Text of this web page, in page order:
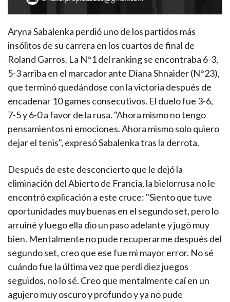
Aryna Sabalenka perdió uno de los partidos más
insólitos de su carrera en los cuartos de final de
Roland Garros. La N°1 del ranking se encontraba 6-3,
5-3 arriba en el marcador ante Diana Shnaider (N°23),
que terminó quedándose con la victoria después de
encadenar 10 games consecutivos. El duelo fue 3-6,
7-5 y 6-0 a favor de la rusa. "Ahora mismo no tengo
pensamientos ni emociones. Ahora mismo solo quiero
dejar el tenis", expresó Sabalenka tras la derrota.
Después de este desconcierto que le dejó la
eliminación del Abierto de Francia, la bielorrusa no le
encontró explicación a este cruce: "Siento que tuve
oportunidades muy buenas en el segundo set, pero lo
arruiné y luego ella dio un paso adelante y jugó muy
bien. Mentalmente no pude recuperarme después del
segundo set, creo que ese fue mi mayor error. No sé
cuándo fue la última vez que perdí diez juegos
seguidos, no lo sé. Creo que mentalmente caí en un
agujero muy oscuro y profundo y ya no pude